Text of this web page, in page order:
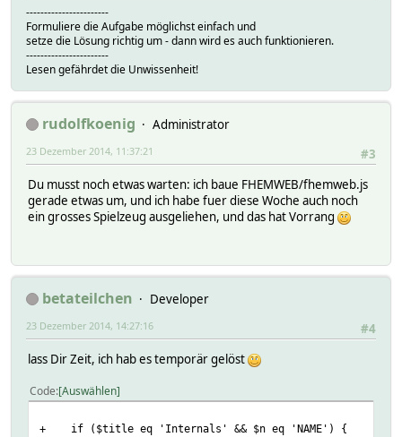
-----------------------
Formuliere die Aufgabe möglichst einfach und
setze die Lösung richtig um - dann wird es auch funktionieren.
-----------------------
Lesen gefährdet die Unwissenheit!
rudolfkoenig
Administrator
#3
23 Dezember 2014, 11:37:21
Du musst noch etwas warten: ich baue FHEMWEB/fhemweb.js
gerade etwas um, und ich habe fuer diese Woche auch noch
ein grosses Spielzeug ausgeliehen, und das hat Vorrang
betateilchen
Developer
#4
23 Dezember 2014, 14:27:16
lass Dir Zeit, ich hab es temporär gelöst
Code Auswählen
+ if ($title eq 'Internals' && $n eq 'NAME') {